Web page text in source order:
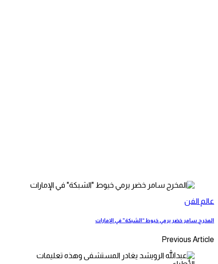
عالم الفن
المخرج سامر خضر يرمي خيوط “الشبكة” في الإمارات
Previous Article